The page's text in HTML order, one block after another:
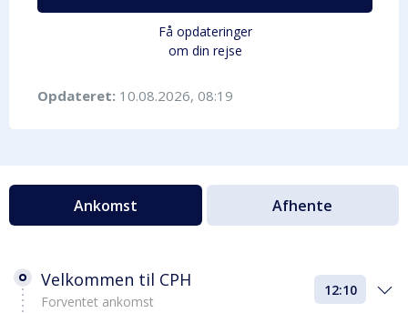
Få opdateringer
om din rejse
Opdateret: 10.08.2026, 08:19
Ankomst Afhente
Velkommen til CPH
Forventet ankomst
12:10